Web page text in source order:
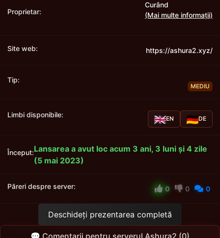
Proprietar:
Curând
(Mai multe informații)
Site web: https://ashura2.xyz/
Tip:
MEDIU
Limbi disponibile: EN DE
Început:Lansarea a avut loc acum 3 ani, 3 luni și 4 zile
(5 mai 2023)
Păreri despre server: 0 0 0
Deschideți prezentarea completă
💬 Comentarii pentru serverul Ashura2 (0)